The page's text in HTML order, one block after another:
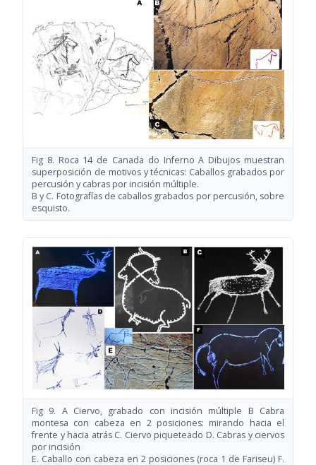
Fig 8. Roca 14 de Canada do Inferno A Dibujos muestran
superposición de motivos y técnicas: Caballos grabados por
percusión y cabras por incisión múltiple.
B y C. Fotografías de caballos grabados por percusión, sobre
esquisto.
Fig 9. A Ciervo, grabado con incisión múltiple B Cabra
montesa con cabeza en 2 posiciones: mirando hacia el
frente y hacia atrás C. Ciervo piqueteado D. Cabras y ciervos
por incisión
E. Caballo con cabeza en 2 posiciones (roca 1 de Fariseu) F.